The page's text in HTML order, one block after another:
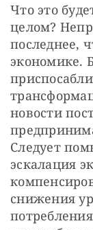
Что это
целом?
последнее,
экономике.
новости
Следует
эскалация
снижения